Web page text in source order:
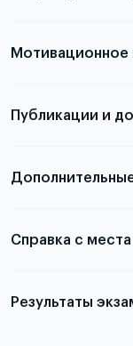
письма
письма
Мотивационное
статье
Публикации и
Справка с
Результаты